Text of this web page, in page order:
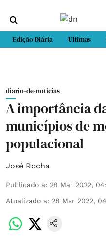
Edição Diária Últimas
diario-de-noticias
A importância
municípios de
populacional
José Rocha
Publicado a: 28 Mar 2022,
Atualizado a: 28 Mar 2022,